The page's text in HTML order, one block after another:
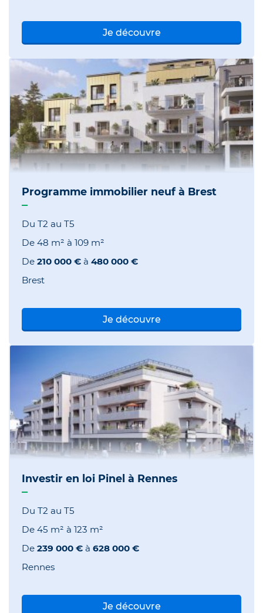
Je découvre
Programme immobilier neuf à Brest
Du T2 au T5
De 48 m² à 109 m²
De 210 000 € à 480 000 €
Brest
Je découvre
Investir en loi Pinel à Rennes
Du T2 au T5
De 45 m² à 123 m²
De 239 000 € à 628 000 €
Rennes
Je découvre